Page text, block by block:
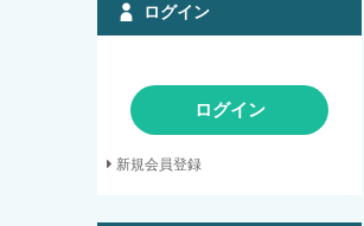
ログイン
ログイン
新規会員登録